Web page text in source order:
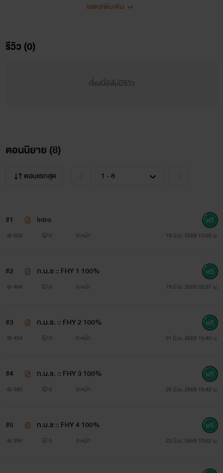
แสดงเพิ่มเติม
รีวิว (0)
เรื่องนี้ยังไม่มีรีวิว
ตอนนิยาย (8)
ตอนแรกสุด
#1 Intro
603 0 0 หน้า 18 มิ.ย. 2559 13:58 น.
#2 ก.น.ช :: FHY 1 100%
464 0 0 หน้า 19 มิ.ย. 2559 02:37 น.
#3 ก.น.ช. :: FHY 2 100%
424 0 0 หน้า 21 มิ.ย. 2559 15:40 น.
#4 ก.น.ช. :: FHY 3 100%
380 0 0 หน้า 26 มิ.ย. 2559 10:42 น.
#5 ก.น.ช :: FHY 4 100%
394 0 0 หน้า 23 มิ.ย. 2559 10:52 น.